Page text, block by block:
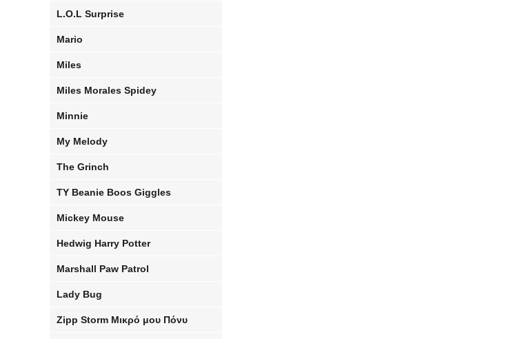
L.O.L Surprise
Mario
Miles
Miles Morales Spidey
Minnie
My Melody
The Grinch
TY Beanie Boos Giggles
Mickey Mouse
Hedwig Harry Potter
Marshall Paw Patrol
Lady Bug
Zipp Storm Μικρό μου Πόνυ